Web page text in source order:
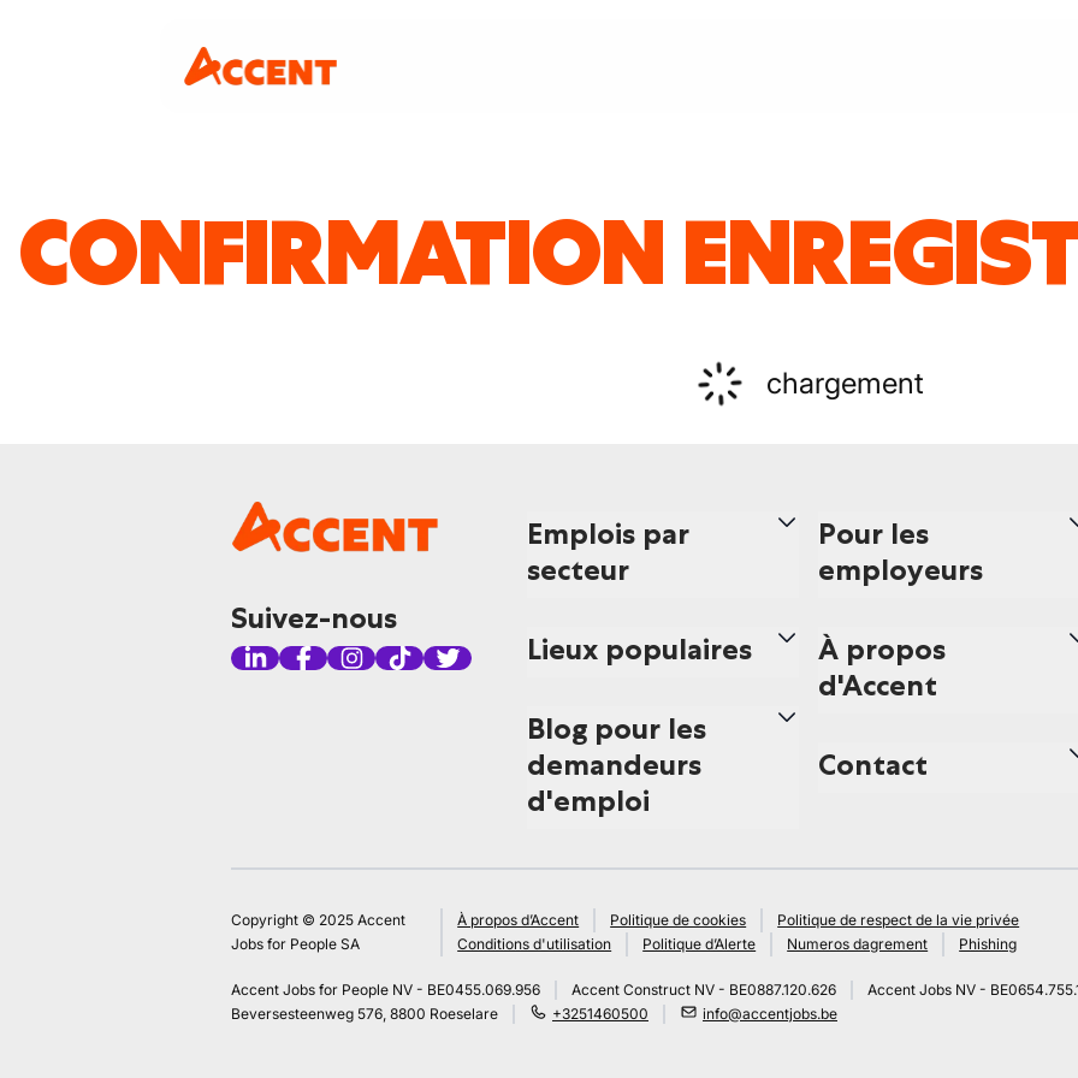
CONFIRMATION
chargement
Suivez-nous
Emplois par
secteur
Lieux populaires
Blog pour les
demandeurs
d'emploi
Pour les
employeurs
À propos
d'Accent
Contact
Copyright © 2025 Accent
Jobs for People SA
À propos d’Accent Politique de cookies
Politique de respect de la vie privée
Conditions d'utilisation
Politique d’Alerte Numeros dagrement Phishing
Accent Jobs for People NV - BE0455.069.956 Accent Construct NV - BE0887.120.626
Accent Jobs NV -
Beversesteenweg 576, 8800 Roeselare
+3251460500 info@accentjobs.be